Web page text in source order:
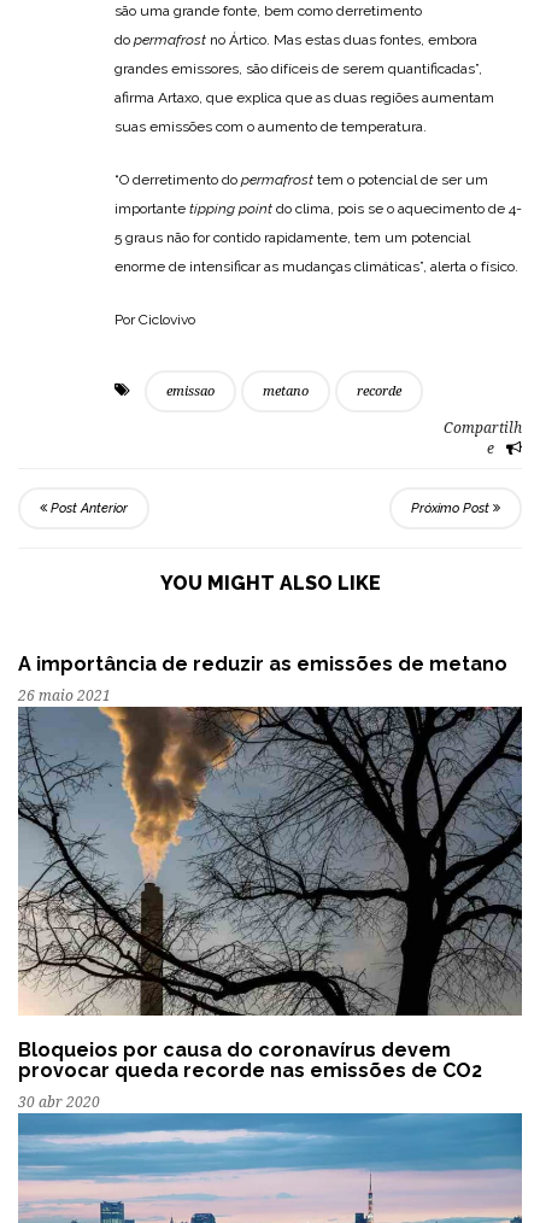
são uma grande fonte, bem como derretimento
do permafrost no Ártico. Mas estas duas fontes, embora
grandes emissores, são difíceis de serem quantificadas”,
afirma Artaxo, que explica que as duas regiões aumentam
suas emissões com o aumento de temperatura.
“O derretimento do permafrost tem o potencial de ser um
importante tipping point do clima, pois se o aquecimento de 4-
5 graus não for contido rapidamente, tem um potencial
enorme de intensificar as mudanças climáticas”, alerta o físico.
Por Ciclovivo
emissao metano recorde
Compartilh
e
Post Anterior Próximo Post
YOU MIGHT ALSO LIKE
A importância de reduzir as emissões de metano
26 maio 2021
Bloqueios por causa do coronavírus devem
provocar queda recorde nas emissões de CO2
30 abr 2020